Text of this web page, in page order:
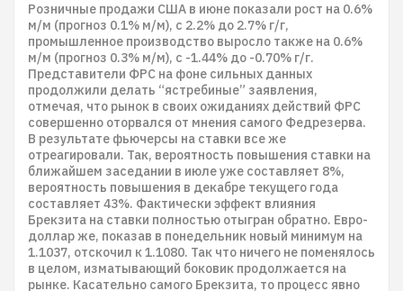
Розничные продажи США в июне показали рост на 0.6%
м/м (прогноз 0.1% м/м), с 2.2% до 2.7% г/г,
промышленное производство выросло также на 0.6%
м/м (прогноз 0.3% м/м), с -1.44% до -0.70% г/г.
Представители ФРС на фоне сильных данных
продолжили делать “ястребиные” заявления,
отмечая, что рынок в своих ожиданиях действий ФРС
совершенно оторвался от мнения самого Федрезерва.
В результате фьючерсы на ставки все же
отреагировали. Так, вероятность повышения ставки на
ближайшем заседании в июле уже составляет 8%,
вероятность повышения в декабре текущего года
составляет 43%. Фактически эффект влияния
Брекзита на ставки полностью отыгран обратно. Евро-
доллар же, показав в понедельник новый минимум на
1.1037, отскочил к 1.1080. Так что ничего не поменялось
в целом, изматывающий боковик продолжается на
рынке. Касательно самого Брекзита, то процесс явно